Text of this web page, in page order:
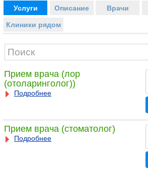
Услуги Описание Врачи
Клиники рядом
Прием врача (лор
(отоларинголог))
Подробнее
Прием врача (стоматолог)
Подробнее